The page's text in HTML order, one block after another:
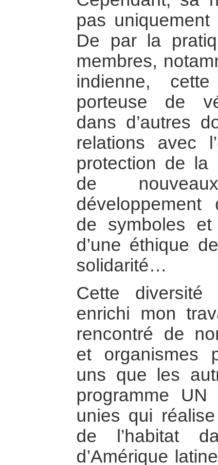
pas
De par la
membres,
indienne,
porteuse de
dans d’autres
relations avec
protection de la
de
développement
de symboles
d’une éthique
solidarité…
Cette diversité
enrichi mon
rencontré de
et organismes
uns que les
programme
unies qui
de l’habitat
d’Amérique